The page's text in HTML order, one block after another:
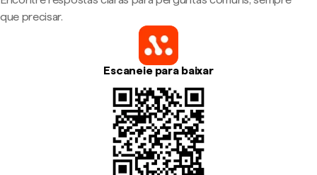
que precisar.
Escaneie para baixar